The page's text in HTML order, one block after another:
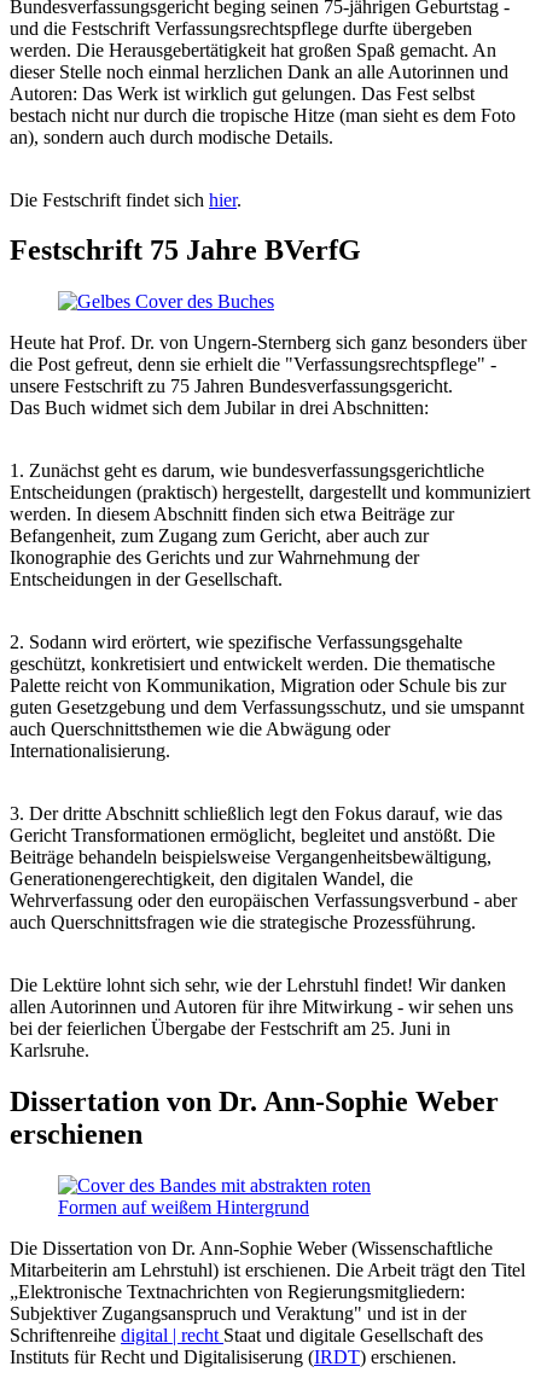
Bundesverfassungsgericht beging seinen 75-jährigen Geburtstag -
und die Festschrift Verfassungsrechtspflege durfte übergeben
werden. Die Herausgebertätigkeit hat großen Spaß gemacht. An
dieser Stelle noch einmal herzlichen Dank an alle Autorinnen und
Autoren: Das Werk ist wirklich gut gelungen. Das Fest selbst
bestach nicht nur durch die tropische Hitze (man sieht es dem Foto
an), sondern auch durch modische Details.
Die Festschrift findet sich hier.
Festschrift 75 Jahre BVerfG
Heute hat Prof. Dr. von Ungern-Sternberg sich ganz besonders über
die Post gefreut, denn sie erhielt die "Verfassungsrechtspflege" -
unsere Festschrift zu 75 Jahren Bundesverfassungsgericht.
Das Buch widmet sich dem Jubilar in drei Abschnitten:
1. Zunächst geht es darum, wie bundesverfassungsgerichtliche
Entscheidungen (praktisch) hergestellt, dargestellt und kommuniziert
werden. In diesem Abschnitt finden sich etwa Beiträge zur
Befangenheit, zum Zugang zum Gericht, aber auch zur
Ikonographie des Gerichts und zur Wahrnehmung der
Entscheidungen in der Gesellschaft.
2. Sodann wird erörtert, wie spezifische Verfassungsgehalte
geschützt, konkretisiert und entwickelt werden. Die thematische
Palette reicht von Kommunikation, Migration oder Schule bis zur
guten Gesetzgebung und dem Verfassungsschutz, und sie umspannt
auch Querschnittsthemen wie die Abwägung oder
Internationalisierung.
3. Der dritte Abschnitt schließlich legt den Fokus darauf, wie das
Gericht Transformationen ermöglicht, begleitet und anstößt. Die
Beiträge behandeln beispielsweise Vergangenheitsbewältigung,
Generationengerechtigkeit, den digitalen Wandel, die
Wehrverfassung oder den europäischen Verfassungsverbund - aber
auch Querschnittsfragen wie die strategische Prozessführung.
Die Lektüre lohnt sich sehr, wie der Lehrstuhl findet! Wir danken
allen Autorinnen und Autoren für ihre Mitwirkung - wir sehen uns
bei der feierlichen Übergabe der Festschrift am 25. Juni in
Karlsruhe.
Dissertation von Dr. Ann-Sophie Weber
erschienen
Die Dissertation von Dr. Ann-Sophie Weber (Wissenschaftliche
Mitarbeiterin am Lehrstuhl) ist erschienen. Die Arbeit trägt den Titel
„Elektronische Textnachrichten von Regierungsmitgliedern:
Subjektiver Zugangsanspruch und Veraktung" und ist in der
Schriftenreihe digital | recht Staat und digitale Gesellschaft des
Instituts für Recht und Digitalisiserung (IRDT) erschienen.